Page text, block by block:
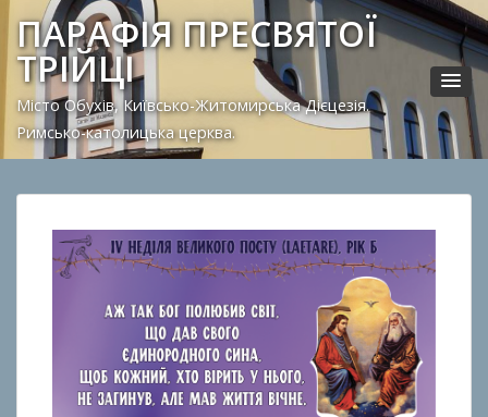
ПАРАФІЯ ПРЕСВЯТОЇ
ТРІЙЦІ
Місто Обухів, Київсько-Житомирська Дієцезія.
Римсько-католицька церква.